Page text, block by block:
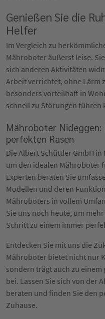
Genießen Sie die
Helfer
Im Vergleich zu
Mähroboter äußerst leise.
sich anderen Aktivitäten
Arbeit verrichtet, ohne Lärm
besonders vorteilhaft in
schnell zu Störungen führen
Mähroboter Nideggen:
perfekten Rasen
Die Albert Schüttler GmbH
um den idealen Mähroboter
Experten beraten Sie
Modellen und deren
Mähroboters in vollem
Sie uns noch heute, um
Schritt zu einem immer
Entdecken Sie mit uns die
Mähroboter bietet nicht nur
sondern trägt auch zu
bei. Lassen Sie sich von der
beraten und finden Sie den
Zuhause.